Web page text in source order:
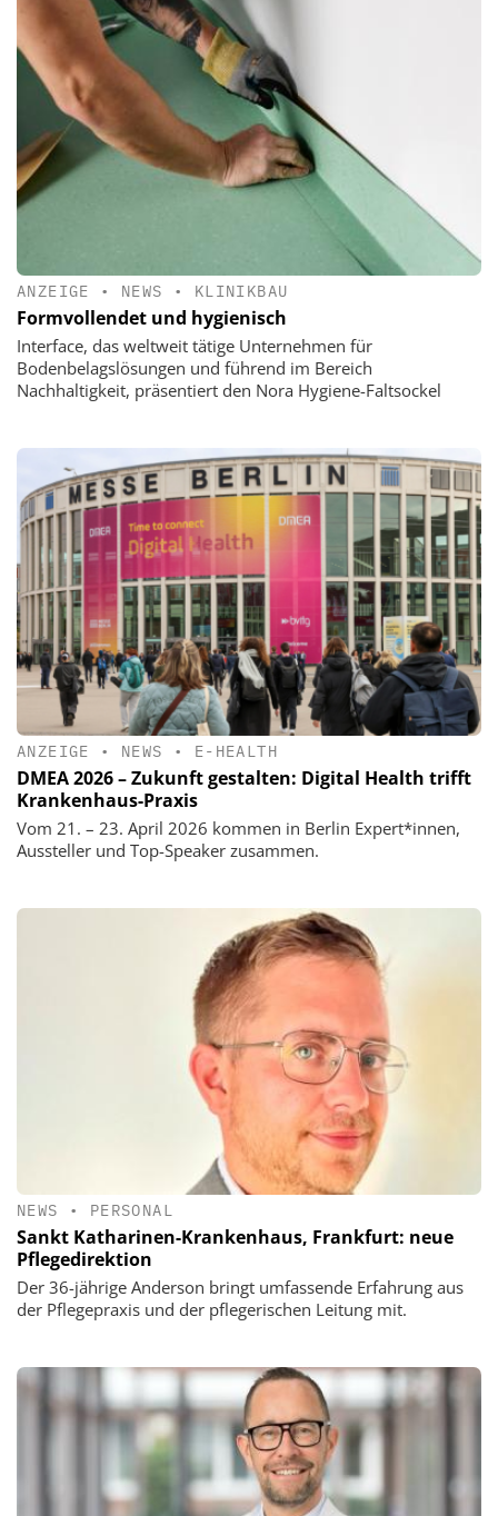
ANZEIGE • NEWS • KLINIKBAU
Formvollendet und hygienisch
Interface, das weltweit tätige Unternehmen für
Bodenbelagslösungen und führend im Bereich
Nachhaltigkeit, präsentiert den Nora Hygiene-Faltsockel
ANZEIGE • NEWS • E-HEALTH
DMEA 2026 – Zukunft gestalten: Digital Health trifft
Krankenhaus-Praxis
Vom 21. – 23. April 2026 kommen in Berlin Expert*innen,
Aussteller und Top-Speaker zusammen.
NEWS • PERSONAL
Sankt Katharinen-Krankenhaus, Frankfurt: neue
Pflegedirektion
Der 36-jährige Anderson bringt umfassende Erfahrung aus
der Pflegepraxis und der pflegerischen Leitung mit.